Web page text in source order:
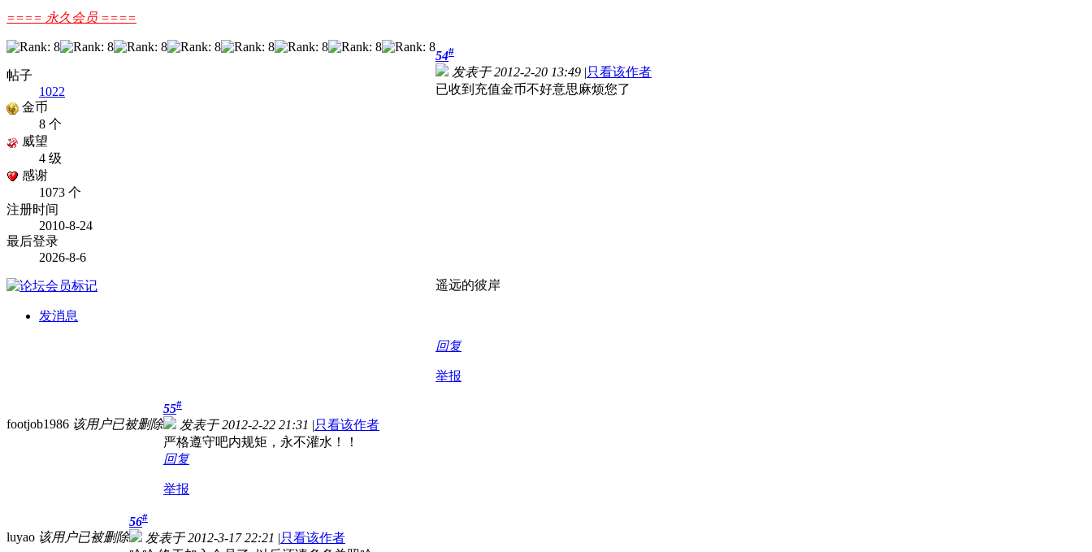
==== 永久会员 ====
帖子
1022
金币
8 个
威望
4 级
感谢
1073 个
注册时间
2010-8-24
最后登录
2026-8-6
发消息
54#
发表于 2012-2-20 13:49 |只看该作者
已收到充值金币不好意思麻烦您了
遥远的彼岸
回复
举报
footjob1986 该用户已被删除
55#
发表于 2012-2-22 21:31 |只看该作者
严格遵守吧内规矩，永不灌水！！
回复
举报
luyao 该用户已被删除
56#
发表于 2012-3-17 22:21 |只看该作者